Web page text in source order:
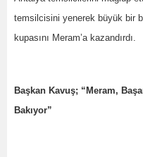
temsilcisini yenerek büyük bir
kupasını Meram’a kazandırdı.
Başkan Kavuş; “Meram,
Bakıyor”